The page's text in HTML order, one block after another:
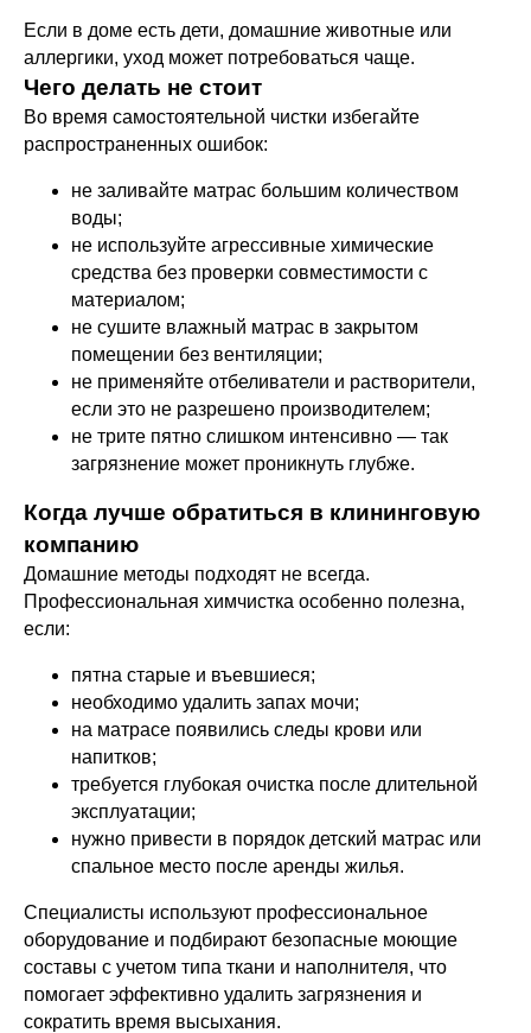
Если в доме есть дети, домашние животные или
аллергики, уход может потребоваться чаще.
Чего делать не стоит
Во время самостоятельной чистки избегайте
распространенных ошибок:
не заливайте матрас большим количеством
воды;
не используйте агрессивные химические
средства без проверки совместимости с
материалом;
не сушите влажный матрас в закрытом
помещении без вентиляции;
не применяйте отбеливатели и растворители,
если это не разрешено производителем;
не трите пятно слишком интенсивно — так
загрязнение может проникнуть глубже.
Когда лучше обратиться в клининговую
компанию
Домашние методы подходят не всегда.
Профессиональная химчистка особенно полезна,
если:
пятна старые и въевшиеся;
необходимо удалить запах мочи;
на матрасе появились следы крови или
напитков;
требуется глубокая очистка после длительной
эксплуатации;
нужно привести в порядок детский матрас или
спальное место после аренды жилья.
Специалисты используют профессиональное
оборудование и подбирают безопасные моющие
составы с учетом типа ткани и наполнителя, что
помогает эффективно удалить загрязнения и
сократить время высыхания.